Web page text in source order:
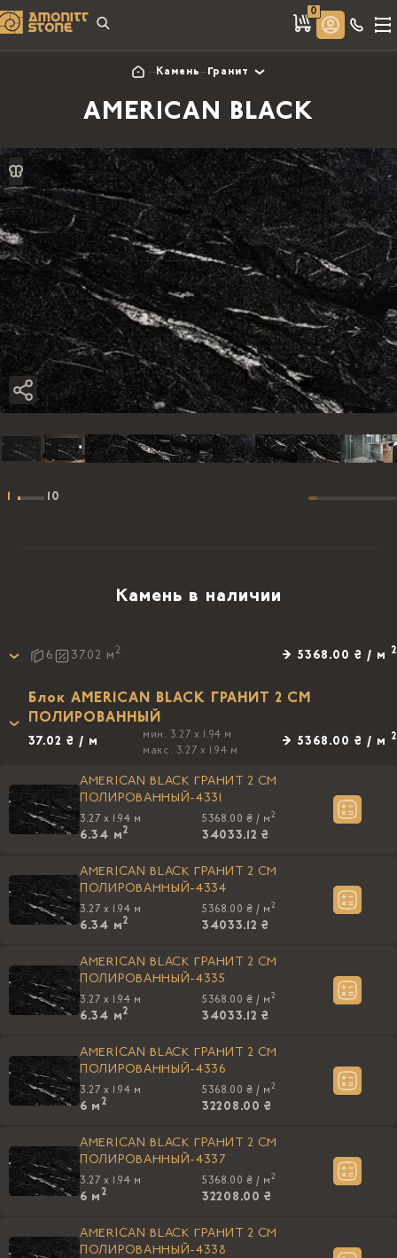
0
Камень Гранит
AMERICAN BLACK
1 10
Камень в наличии
6 37.02 м 2 → 5368.00 ₴ / м 2
Блок AMERICAN BLACK ГРАНИТ 2 СМ
ПОЛИРОВАННЫЙ
37.02 ₴ / м
мин. 3.27 x 1.94 м
макс. 3.27 x 1.94 м
→ 5368.00 ₴ / м 2
AMERICAN BLACK ГРАНИТ 2 СМ
ПОЛИРОВАННЫЙ-4331
3.27 x 1.94 м
6.34 м2
5368.00 ₴ / м 2
34033.12 ₴
AMERICAN BLACK ГРАНИТ 2 СМ
ПОЛИРОВАННЫЙ-4334
3.27 x 1.94 м
6.34 м2
5368.00 ₴ / м 2
34033.12 ₴
AMERICAN BLACK ГРАНИТ 2 СМ
ПОЛИРОВАННЫЙ-4335
3.27 x 1.94 м
6.34 м2
5368.00 ₴ / м 2
34033.12 ₴
AMERICAN BLACK ГРАНИТ 2 СМ
ПОЛИРОВАННЫЙ-4336
3.27 x 1.94 м
6 м 2
5368.00 ₴ / м 2
32208.00 ₴
AMERICAN BLACK ГРАНИТ 2 СМ
ПОЛИРОВАННЫЙ-4337
3.27 x 1.94 м
6 м 2
5368.00 ₴ / м 2
32208.00 ₴
AMERICAN BLACK ГРАНИТ 2 СМ
ПОЛИРОВАННЫЙ-4338